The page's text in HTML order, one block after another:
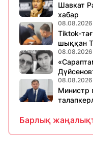
Шавкат
хабар
08.08.2026
Tiktok-
шыққан
08.08.2026
08.08.2026
Министр
Барлық